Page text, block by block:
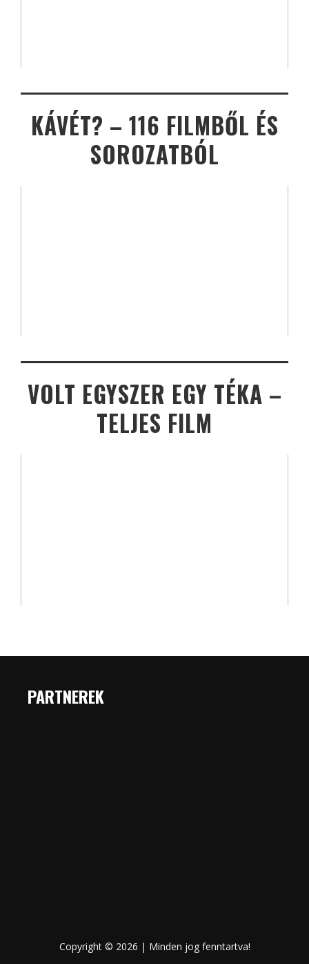
KÁVÉT? – 116 FILMBŐL ÉS
SOROZATBÓL
VOLT EGYSZER EGY TÉKA –
TELJES FILM
PARTNEREK
Copyright © 2026 | Minden jog fenntartva!